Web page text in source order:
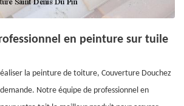
en peinture sur tuile
la peinture de toiture, Couverture Douchez
Notre équipe de professionnel en